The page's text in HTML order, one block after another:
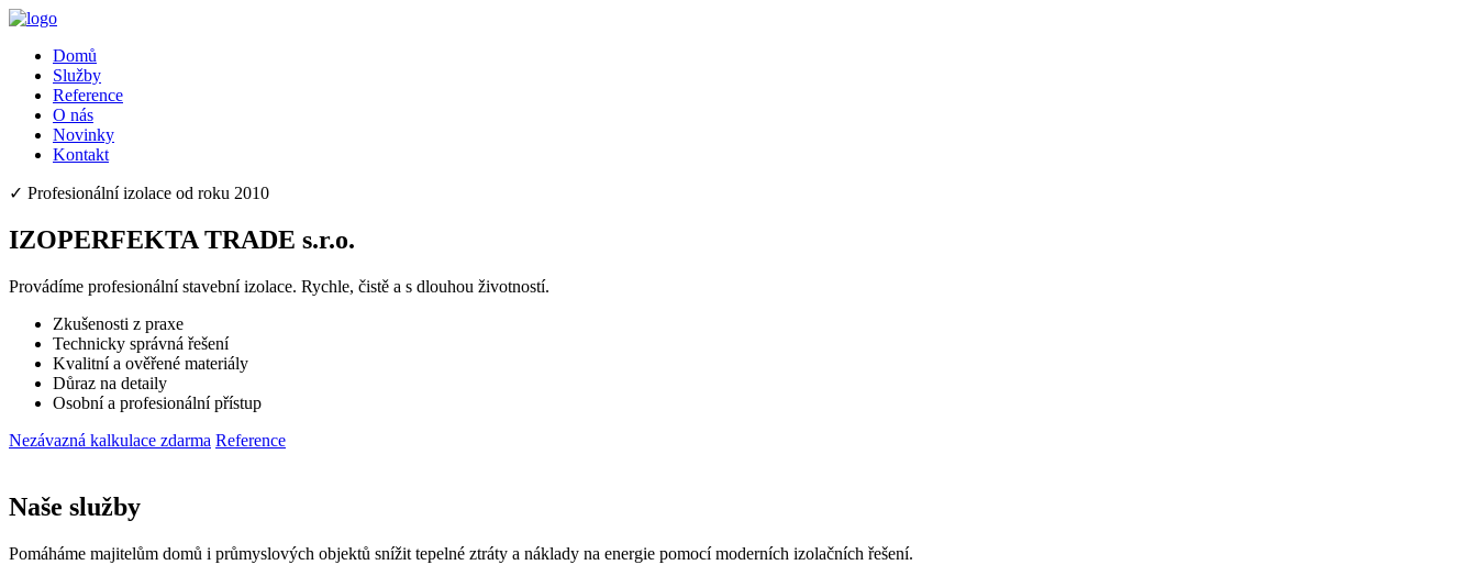
Domů
Služby
Reference
O nás
Novinky
Kontakt
✓ Profesionální izolace od roku 2010
IZOPERFEKTA TRADE s.r.o.
Provádíme profesionální stavební izolace. Rychle, čistě a s dlouhou životností.
Zkušenosti z praxe
Technicky správná řešení
Kvalitní a ověřené materiály
Důraz na detaily
Osobní a profesionální přístup
Nezávazná kalkulace zdarma Reference
Naše služby
Pomáháme majitelům domů i průmyslových objektů snížit tepelné ztráty a náklady na energie pomocí moderních izolačních řešení.